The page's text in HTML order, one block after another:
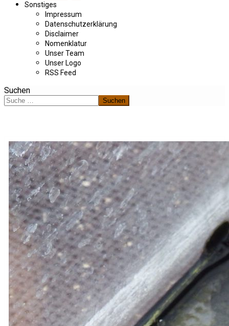
Sonstiges
Impressum
Datenschutzerklärung
Disclaimer
Nomenklatur
Unser Team
Unser Logo
RSS Feed
Suchen
Suchen